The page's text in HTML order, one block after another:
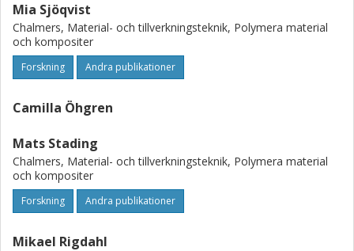
Mia Sjöqvist
Chalmers, Material- och tillverkningsteknik, Polymera material
och kompositer
Forskning Andra publikationer
Camilla Öhgren
Mats Stading
Chalmers, Material- och tillverkningsteknik, Polymera material
och kompositer
Forskning Andra publikationer
Mikael Rigdahl